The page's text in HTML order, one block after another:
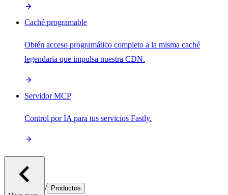
Caché programable
Obtén acceso programático completo a la misma caché
legendaria que impulsa nuestra CDN.
Servidor MCP
Control por IA para tus servicios Fastly.
/ Productos